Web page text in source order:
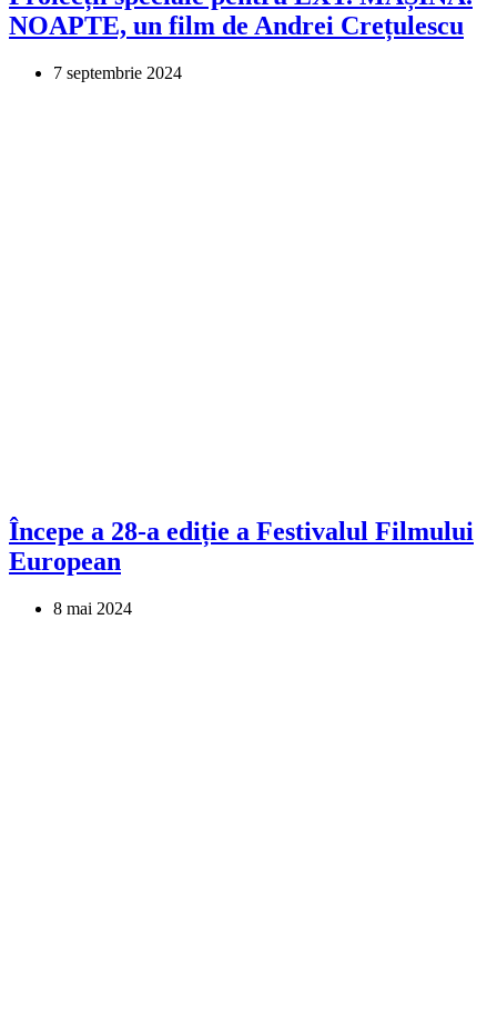
NOAPTE, un film de Andrei Crețulescu
7 septembrie 2024
Începe a 28-a ediție a Festivalul Filmului
European
8 mai 2024